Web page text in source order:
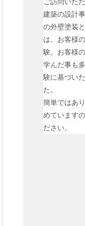
建築の設計
の外壁塗装
は、お客様
験。お客様
学んだ事も
験に基づい
た。
簡単ではあり
めています
ださい。